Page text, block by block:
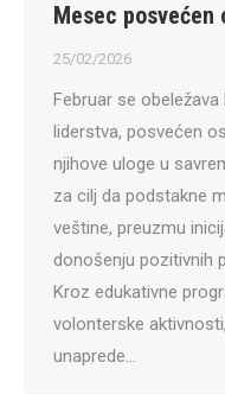
25
Mesec
25/02/2026
Februar se
liderstva, posvećen
njihove uloge u
za cilj da podstakne
veštine, preuzmu
donošenju pozitivnih
Kroz edukativne
volonterske
unaprede…